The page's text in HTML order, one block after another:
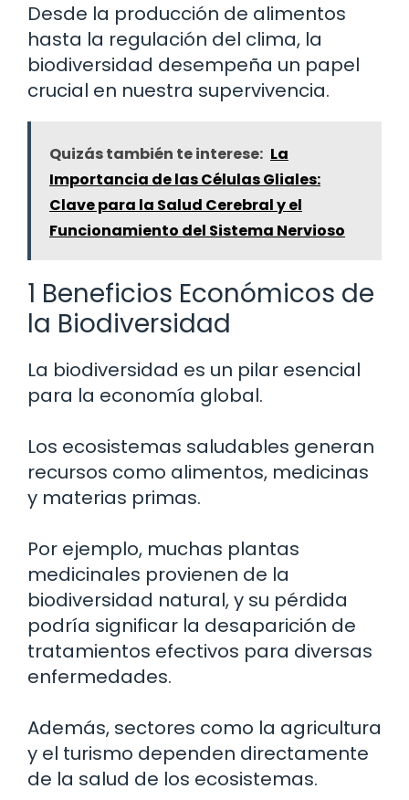
Desde la producción de alimentos
hasta la regulación del clima, la
biodiversidad desempeña un papel
crucial en nuestra supervivencia.
Quizás también te interese: La
Importancia de las Células Gliales:
Clave para la Salud Cerebral y el
Funcionamiento del Sistema Nervioso
1 Beneficios Económicos de
la Biodiversidad
La biodiversidad es un pilar esencial
para la economía global.
Los ecosistemas saludables generan
recursos como alimentos, medicinas
y materias primas.
Por ejemplo, muchas plantas
medicinales provienen de la
biodiversidad natural, y su pérdida
podría significar la desaparición de
tratamientos efectivos para diversas
enfermedades.
Además, sectores como la agricultura
y el turismo dependen directamente
de la salud de los ecosistemas.